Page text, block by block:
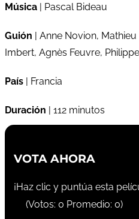
Música | Pascal Bideau
Guión | Anne Novion,
Imbert, Agnès Feuvre,
País | Francia
Duración | 112 minutos
VOTA AHORA
¡Haz clic y puntúa esta
(Votos: 0 Promedio: 0)